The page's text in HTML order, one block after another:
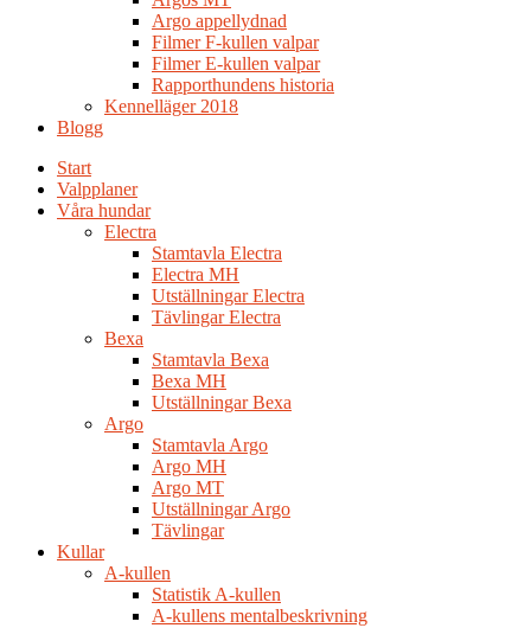
Argo appellydnad
Filmer F-kullen valpar
Filmer E-kullen valpar
Rapporthundens historia
Kennelläger 2018
Blogg
Start
Valpplaner
Våra hundar
Electra
Stamtavla Electra
Electra MH
Utställningar Electra
Tävlingar Electra
Bexa
Stamtavla Bexa
Bexa MH
Utställningar Bexa
Argo
Stamtavla Argo
Argo MH
Argo MT
Utställningar Argo
Tävlingar
Kullar
A-kullen
Statistik A-kullen
A-kullens mentalbeskrivning